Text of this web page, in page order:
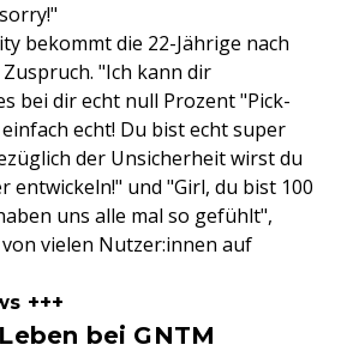
bekommt die 22-Jährige nach
"Ich kann dir
bei dir echt null Prozent "Pick-
echt! Du bist echt super
der Unsicherheit wirst du
entwickeln!" und "Girl, du bist 100
uns alle mal so gefühlt",
vielen Nutzer:innen auf
+++
bei GNTM